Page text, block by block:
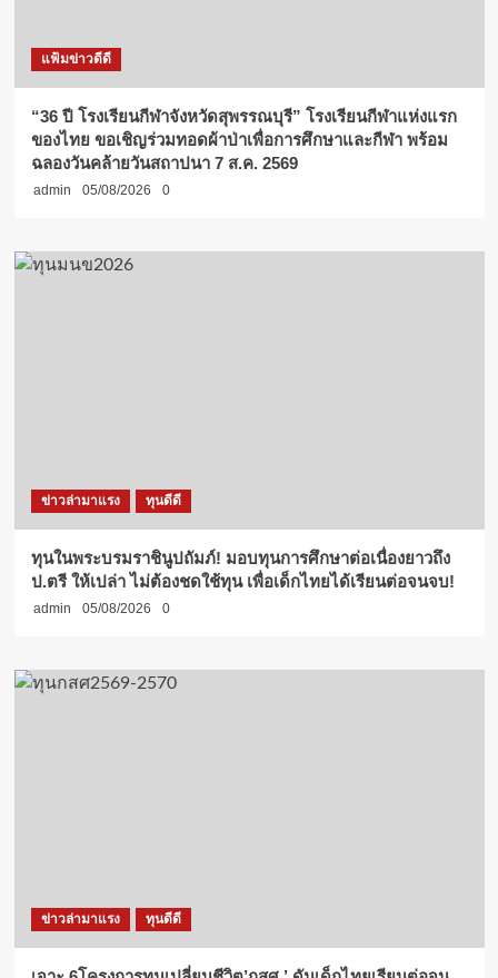
แฟ้มข่าวดีดี
“36 ปี โรงเรียนกีฬาจังหวัดสุพรรณบุรี” โรงเรียนกีฬาแห่งแรก
ของไทย ขอเชิญร่วมทอดผ้าป่าเพื่อการศึกษาและกีฬา พร้อม
ฉลองวันคล้ายวันสถาปนา 7 ส.ค. 2569
admin 05/08/2026 0
ข่าวล่ามาแรง ทุนดีดี
ทุนในพระบรมราชินูปถัมภ์! มอบทุนการศึกษาต่อเนื่องยาวถึง
ป.ตรี ให้เปล่า ไม่ต้องชดใช้ทุน เพื่อเด็กไทยได้เรียนต่อจนจบ!
admin 05/08/2026 0
ข่าวล่ามาแรง ทุนดีดี